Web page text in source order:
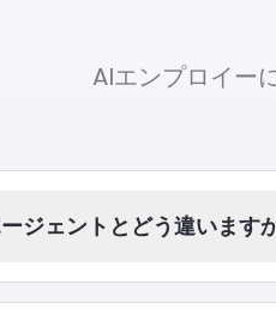
AIエンプロイー
ジェントとどう違います